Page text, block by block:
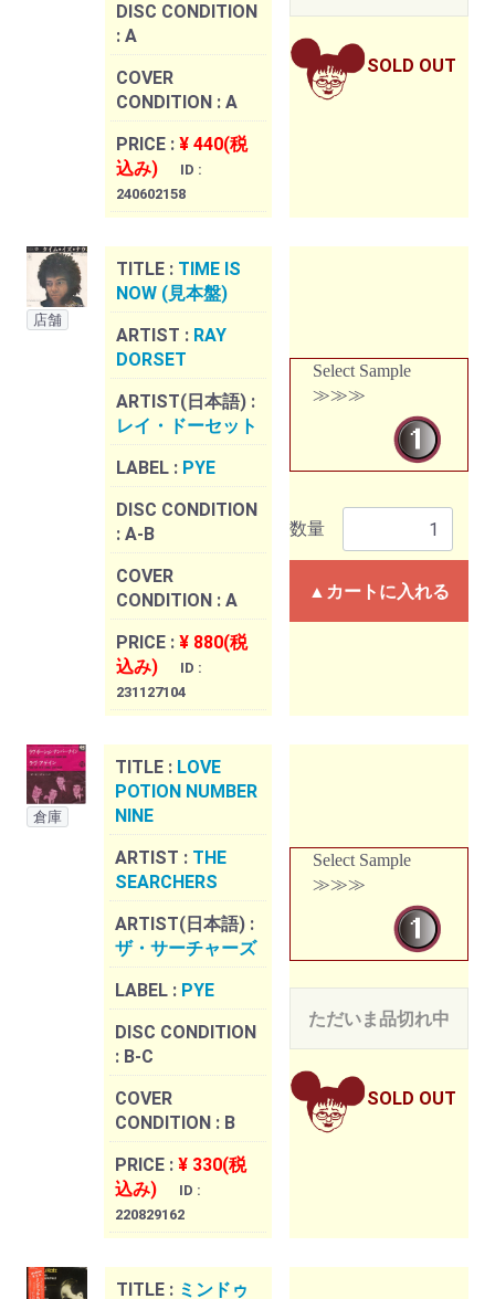
DISC CONDITION
: A
COVER
CONDITION : A
PRICE : ¥ 440(税
込み)
ID :
240602158
SOLD OUT
店舗
TITLE : TIME IS
NOW (見本盤)
ARTIST : RAY
DORSET
ARTIST(日本語) :
レイ・ドーセット
LABEL : PYE
DISC CONDITION
: A-B
COVER
CONDITION : A
PRICE : ¥ 880(税
込み)
ID :
231127104
Select Sample
≫≫≫
数量
▲カートに入れる
倉庫
TITLE : LOVE
POTION NUMBER
NINE
ARTIST : THE
SEARCHERS
ARTIST(日本語) :
ザ・サーチャーズ
LABEL : PYE
DISC CONDITION
: B-C
COVER
CONDITION : B
PRICE : ¥ 330(税
込み)
ID :
220829162
Select Sample
≫≫≫
ただいま品切れ中
SOLD OUT
TITLE : ミンドゥ